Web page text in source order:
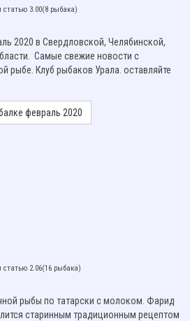
статью 3.00(8 рыбака)
2020 в Свердловской, Челябинской,
Самые свежие новости с
рыбе. Клуб рыбаков Урала. оставляйте
февраль 2020
статью 2.06(16 рыбака)
рыбы по татарски с молоком. Фарид
старинным традиционным рецептом